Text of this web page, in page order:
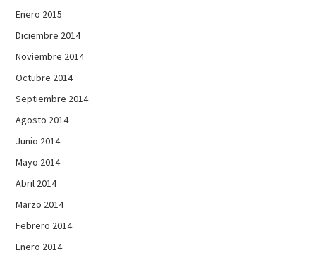
Enero 2015
Diciembre 2014
Noviembre 2014
Octubre 2014
Septiembre 2014
Agosto 2014
Junio 2014
Mayo 2014
Abril 2014
Marzo 2014
Febrero 2014
Enero 2014